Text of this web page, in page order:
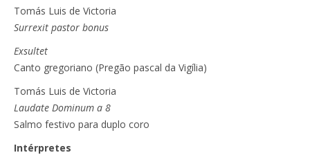
Tomás Luis de Victoria
Surrexit pastor bonus
Exsultet
Canto gregoriano (Pregão pascal da Vigília)
Tomás Luis de Victoria
Laudate Dominum a 8
Salmo festivo para duplo coro
Intérpretes